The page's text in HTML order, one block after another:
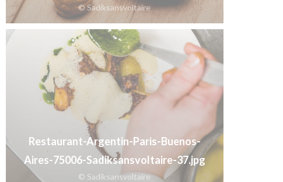
© Sadiksansvoltaire
Restaurant-Argentin-Paris-Buenos-
Aires-75006-Sadiksansvoltaire-37.jpg
© Sadiksansvoltaire